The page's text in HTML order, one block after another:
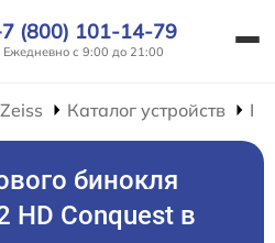
(800) 101-14-79
Ежедневно с 9:00 до 21:00
Каталог устройств
бинокля
HD Conquest в